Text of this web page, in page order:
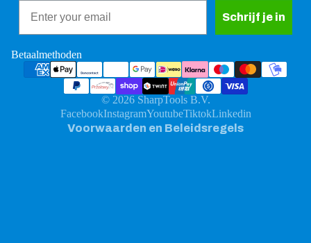
Schrijf je in
Betaalmethoden
© 2026 SharpTools B.V.
FacebookInstagramYoutubeTiktokLinkedin
Voorwaarden en Beleidsregels